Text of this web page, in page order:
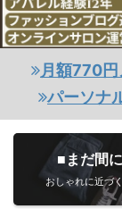
月額770
パーソナ
■まだ間
おしゃれに近づ